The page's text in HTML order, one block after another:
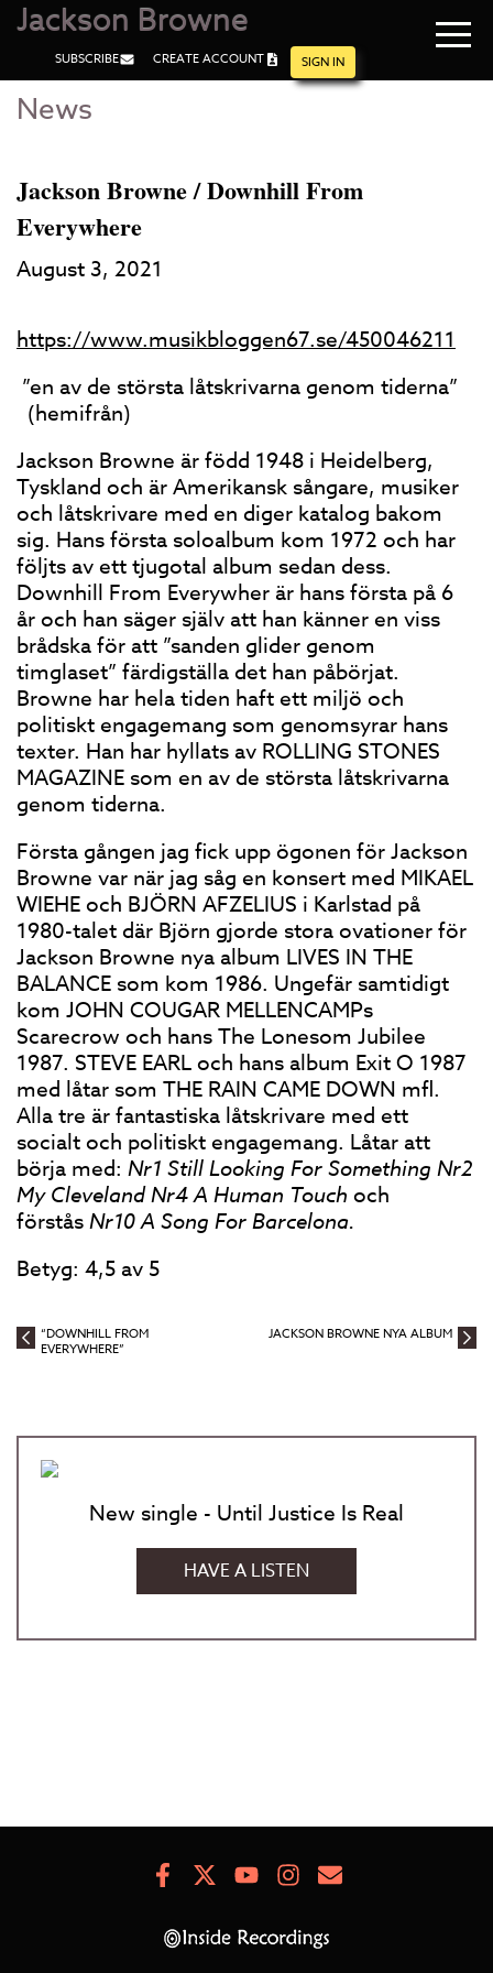
Skip
Content
Skip
Jackson Browne
SUBSCRIBE CREATE ACCOUNT SIGN IN
News
Jackson Browne / Downhill From
Everywhere
August 3, 2021
https://www.musikbloggen67.se/450046211
”en av de största låtskrivarna genom tiderna”
(hemifrån)
Jackson Browne är född 1948 i Heidelberg,
Tyskland och är Amerikansk sångare, musiker
och låtskrivare med en diger katalog bakom
sig. Hans första soloalbum kom 1972 och har
följts av ett tjugotal album sedan dess.
Downhill From Everywher är hans första på 6
år och han säger själv att han känner en viss
brådska för att ”sanden glider genom
timglaset” färdigställa det han påbörjat.
Browne har hela tiden haft ett miljö och
politiskt engagemang som genomsyrar hans
texter. Han har hyllats av ROLLING STONES
MAGAZINE som en av de största låtskrivarna
genom tiderna.
Första gången jag fick upp ögonen för Jackson
Browne var när jag såg en konsert med MIKAEL
WIEHE och BJÖRN AFZELIUS i Karlstad på
1980-talet där Björn gjorde stora ovationer för
Jackson Browne nya album LIVES IN THE
BALANCE som kom 1986. Ungefär samtidigt
kom JOHN COUGAR MELLENCAMPs
Scarecrow och hans The Lonesom Jubilee
1987. STEVE EARL och hans album Exit O 1987
med låtar som THE RAIN CAME DOWN mfl.
Alla tre är fantastiska låtskrivare med ett
socialt och politiskt engagemang. Låtar att
börja med: Nr1 Still Looking For Something Nr2
My Cleveland Nr4 A Human Touch och
förståsNr10 A Song For Barcelona.
Betyg: 4,5 av 5
“DOWNHILL FROM
EVERYWHERE”
JACKSON BROWNE NYA ALBUM
New single - Until Justice Is Real
HAVE A LISTEN
FacebookYoutubeInstagram
Newsletter